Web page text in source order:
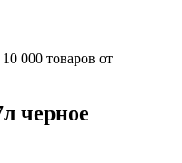
000 товаров от
черное